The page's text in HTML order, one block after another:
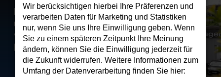
Wir berücksichtigen hierbei Ihre Präferenzen und
verarbeiten Daten für Marketing und Statistiken
nur, wenn Sie uns Ihre Einwilligung geben. Wenn
Sie zu einem späteren Zeitpunkt Ihre Meinung
ändern, können Sie die Einwilligung jederzeit für
die Zukunft widerrufen. Weitere Informationen zum
Umfang der Datenverarbeitung finden Sie hier: